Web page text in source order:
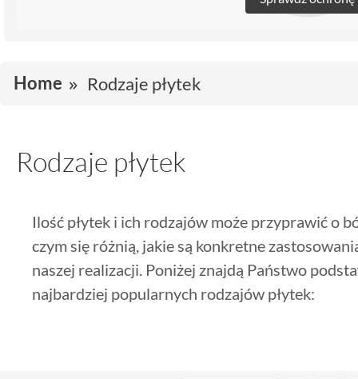
Home Rodzaje płytek
Rodzaje płytek
Ilość płytek i ich rodzajów może przyprawić o
czym się różnią, jakie są konkretne
naszej realizacji. Poniżej znajdą Państwo
najbardziej popularnych rodzajów płytek: